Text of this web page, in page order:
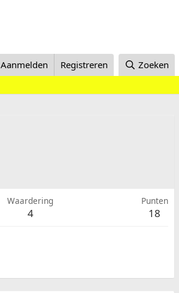
Aanmelden Registreren Zoeken
Waardering
4
Punten
18